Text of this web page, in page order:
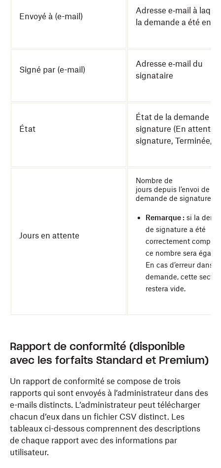
Envoyé à (e-mail)
Adresse e‑mail à
la demande a été
Signé par (e-mail)
Adresse e‑mail du
signataire
État
État de la demande de
signature (En attente
signature, Terminée,
Jours en attente
Nombre de
jours depuis l’envoi de la
demande de signature
Remarque : si la
de signature a été
correctement
ce nombre sera égal à
En cas d’erreur dans la
demande, cette
restera vide.
Rapport de conformité (disponible
avec les forfaits Standard et Premium)
Un rapport de conformité se compose de trois
rapports qui sont envoyés à l’administrateur dans des
e-mails distincts. L’administrateur peut télécharger
chacun d’eux dans un fichier CSV distinct. Les
tableaux ci-dessous comprennent des descriptions
de chaque rapport avec des informations par
utilisateur.